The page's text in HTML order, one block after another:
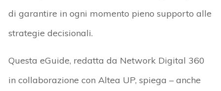
di garantire in ogni momento pieno supporto alle
strategie decisionali.
Questa eGuide, redatta da Network Digital 360
in collaborazione con Altea UP, spiega – anche